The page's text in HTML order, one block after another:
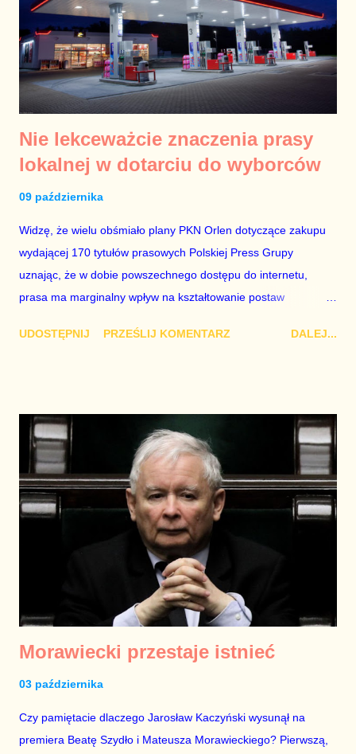
Kaczyńskiego objawiający się niezliczonymi upamiętnieniami
jego osoby jest całkowicie sztuczny i w przeważającej
większości symbole upamiętnienia są narzucane lokalnym
społecznościom. Jeśli coś jest sztuczne i robione na siłę, nie
budzi ani podziwu, ani zrozumienia,...
Nie lekceważcie znaczenia prasy
lokalnej w dotarciu do wyborców
09 października
Widzę, że wielu obśmiało plany PKN Orlen dotyczące zakupu
wydającej 170 tytułów prasowych Polskiej Press Grupy
uznając, że w dobie powszechnego dostępu do internetu,
prasa ma marginalny wpływ na kształtowanie postaw
nielicznych zalet jest umiejętność wyciągania wniosków z
TVP i PR to moloch bez znaczenia w dobie konkurencyjnego
rynku mediów i mnogości źródeł informacji oraz mnogości
narzędzi dostępu. Że brednie wygadywane w tych mediach
spotkają się z czytelną kontrą nie tylko ze strony polityków
opozycji, ale i tej części dziennikarzy, których byt nie zależy od
partii rządzącej. Okazało się, że dla bardzo wielu ludzi TVP i
PR są jedynymi źródłami informacji i czy to był rok 2015 czy
2020 nie ma żadnego znaczenia, ponieważ nie mamy w Polsce
UDOSTĘPNIJ PRZEŚLIJ KOMENTARZ DALEJ...
Morawiecki przestaje istnieć
03 października
Czy pamiętacie dlaczego Jarosław Kaczyński wysunął na
premiera Beatę Szydło i Mateusza Morawieckiego? Pierwszą,